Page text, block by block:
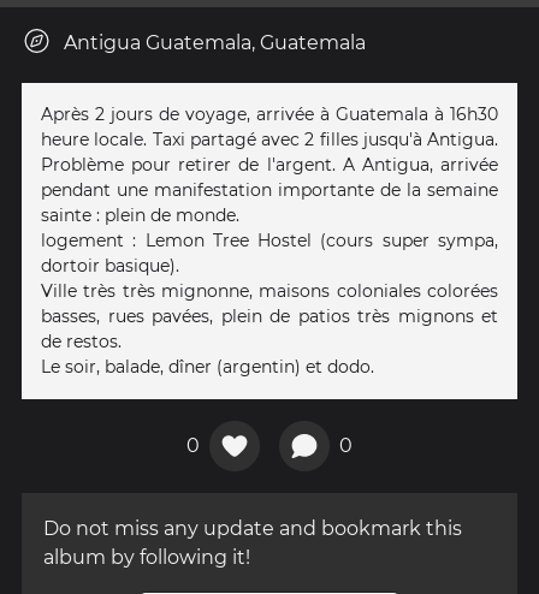
Antigua Guatemala, Guatemala
Après 2 jours de voyage, arrivée à Guatemala à 16h30
heure locale. Taxi partagé avec 2 filles jusqu'à Antigua.
Problème pour retirer de l'argent. A Antigua, arrivée
pendant une manifestation importante de la semaine
sainte : plein de monde.
logement : Lemon Tree Hostel (cours super sympa,
dortoir basique).
Ville très très mignonne, maisons coloniales colorées
basses, rues pavées, plein de patios très mignons et
de restos.
Le soir, balade, dîner (argentin) et dodo.
0 0
Do not miss any update and bookmark this
album by following it!